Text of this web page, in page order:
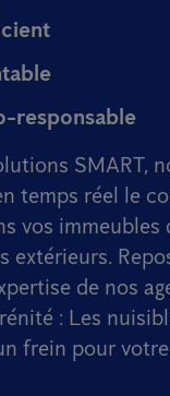
responsable
SMART,
temps réel le
vos
extérieurs.
de nos
: Les
frein pour